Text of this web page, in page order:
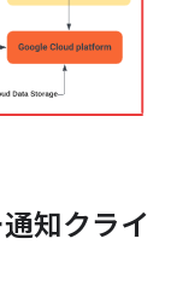
知クライ